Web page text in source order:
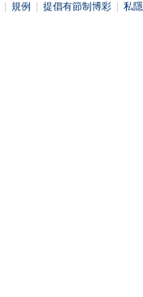
規例 提倡有節制博彩 私